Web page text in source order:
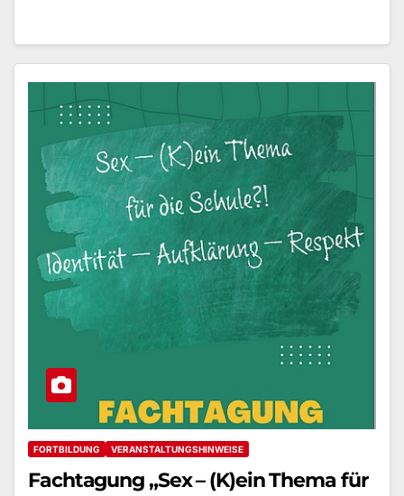
FORTBILDUNG VERANSTALTUNGSHINWEISE
Fachtagung „Sex – (K)ein Thema für